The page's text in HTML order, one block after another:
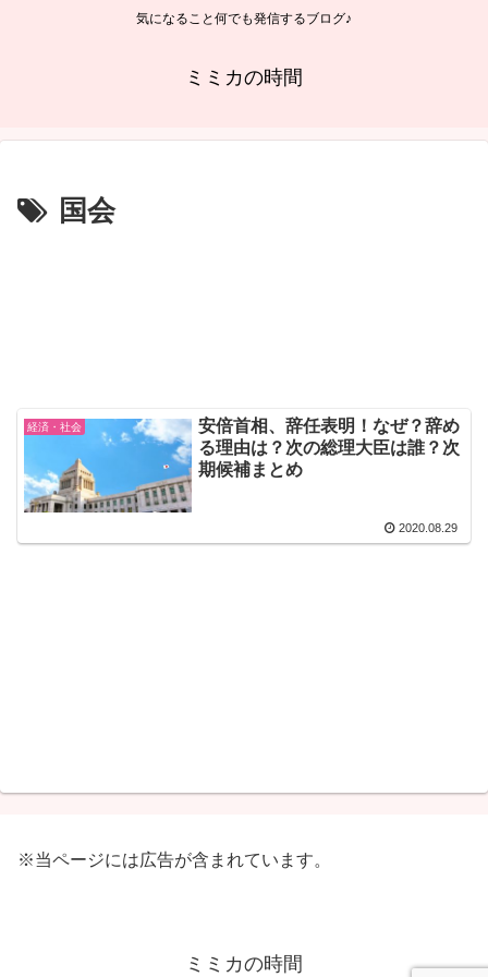
気になること何でも発信するブログ♪
ミミカの時間
国会
経済・社会
安倍首相、辞任表明！なぜ？辞め
る理由は？次の総理大臣は誰？次
期候補まとめ
2020.08.29
※当ページには広告が含まれています。
ミミカの時間